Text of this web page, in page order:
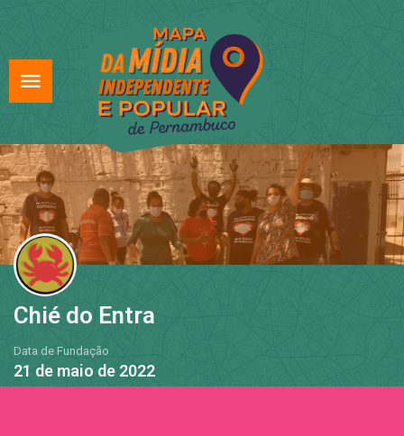
Chié do Entra
Data de Fundação
21 de maio de 2022